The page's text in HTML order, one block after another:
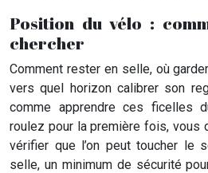
Position du vélo :
chercher
Comment rester en selle, où
vers quel horizon calibrer son
comme apprendre ces ficelles
roulez pour la première fois, vous
vérifier que l’on peut toucher le
selle, un minimum de sécurité